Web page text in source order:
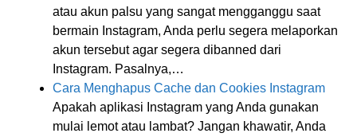
atau akun palsu yang sangat mengganggu saat
bermain Instagram, Anda perlu segera melaporkan
akun tersebut agar segera dibanned dari
Instagram. Pasalnya,…
Cara Menghapus Cache dan Cookies Instagram
Apakah aplikasi Instagram yang Anda gunakan
mulai lemot atau lambat? Jangan khawatir, Anda